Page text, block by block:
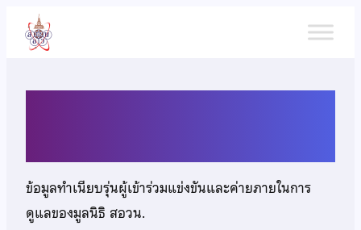
เนื้อหา
ข้อมูลทำเนียบรุ่นผู้เข้าร่วมแข่งขันและค่ายภายในการ
ดูแลของมูลนิธิ สอวน.